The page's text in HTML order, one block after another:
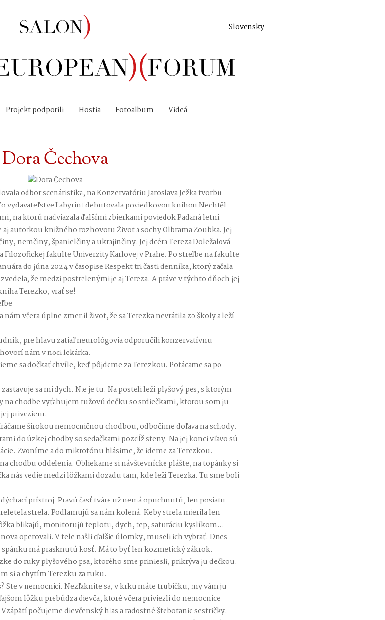
Slovensky
Projekt podporili Hostia Fotoalbum Videá
Dora Čechova
odbor scenáristika, na Konzervatóriu Jaroslava Ježka tvorbu
vydavateľstve Labyrint debutovala poviedkovou knihou Nechtěl
na ktorú nadviazala ďalšími zbierkami poviedok Padaná letní
autorkou knižného rozhovoru Život a sochy Olbrama Zoubka. Jej
nemčiny, španielčiny a ukrajinčiny. Jej dcéra Tereza Doležalová
Filozofickej fakulte Univerzity Karlovej v Prahe. Po streľbe na fakulte
do júna 2024 v časopise Respekt tri časti denníka, ktorý začala
že medzi postrelenými je aj Tereza. A práve v týchto dňoch jej
Terezko, vrať se!
nám včera úplne zmenil život, že sa Terezka nevrátila zo školy a leží
pre hlavu zatiaľ neurológovia odporučili konzervatívnu
nám v noci lekárka.
sa dočkať chvíle, keď pôjdeme za Terezkou. Potácame sa po
sa mi dych. Nie je tu. Na posteli leží plyšový pes, s ktorým
na chodbe vyťahujem ružovú dečku so srdiečkami, ktorou som ju
priveziem.
širokou nemocničnou chodbou, odbočíme doľava na schody.
do úzkej chodby so sedačkami pozdĺž steny. Na jej konci vľavo sú
Zvoníme a do mikrofónu hlásime, že ideme za Terezkou.
chodbu oddelenia. Obliekame si návštevnícke plášte, na topánky si
nás vedie medzi lôžkami dozadu tam, kde leží Terezka. Tu sme boli
prístroj. Pravú časť tváre už nemá opuchnutú, len posiatu
strela. Podlamujú sa nám kolená. Keby strela mierila len
blikajú, monitorujú teplotu, dych, tep, saturáciu kyslíkom…
operovali. V tele našli ďalšie úlomky, museli ich vybrať. Dnes
má prasknutú kosť. Má to byť len kozmetický zákrok.
do ruky plyšového psa, ktorého sme priniesli, prikrýva ju dečkou.
si a chytím Terezku za ruku.
Ste v nemocnici. Nezľaknite sa, v krku máte trubičku, my vám ju
lôžku prebúdza dievča, ktoré včera priviezli do nemocnice
počujeme dievčenský hlas a radostné štebotanie sestričky.